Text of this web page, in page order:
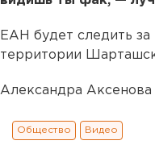
ЕАН будет следить за
территории
Александра Аксенова
Общество Видео